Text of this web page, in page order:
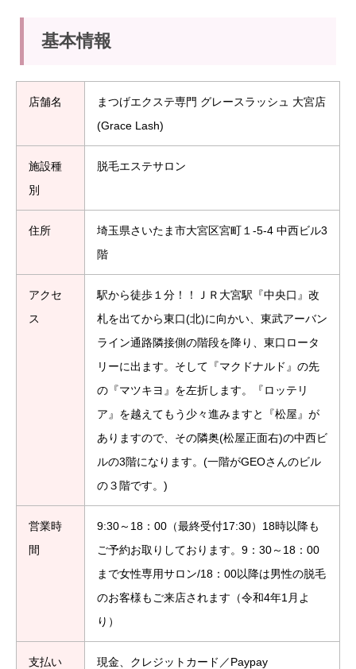
基本情報
店舗名
まつげエクステ専門 グレースラッシュ 大宮店
(Grace Lash)
施設種
別
脱毛エステサロン
住所
埼玉県さいたま市大宮区宮町１-5-4 中西ビル3
階
アクセ
ス
駅から徒歩１分！！ＪＲ大宮駅『中央口』改
札を出てから東口(北)に向かい、東武アーバン
ライン通路隣接側の階段を降り、東口ロータ
リーに出ます。そして『マクドナルド』の先
の『マツキヨ』を左折します。『ロッテリ
ア』を越えてもう少々進みますと『松屋』が
ありますので、その隣奥(松屋正面右)の中西ビ
ルの3階になります。(一階がGEOさんのビル
の３階です。)
営業時
間
9:30～18：00（最終受付17:30）18時以降も
ご予約お取りしております。9：30～18：00
まで女性専用サロン/18：00以降は男性の脱毛
のお客様もご来店されます（令和4年1月よ
り）
支払い
現金、クレジットカード／Paypay